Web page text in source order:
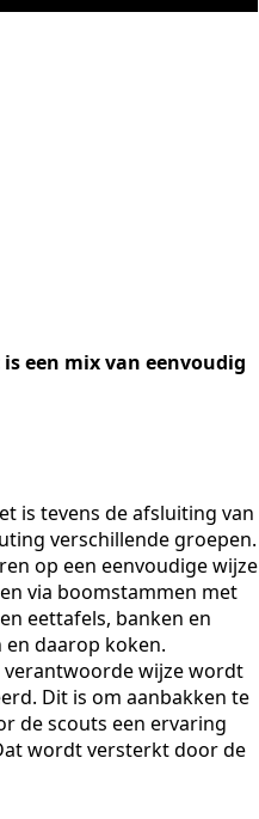
een mix van eenvoudig
is tevens de afsluiting van
verschillende groepen.
op een eenvoudige wijze
via boomstammen met
eettafels, banken en
daarop koken.
verantwoorde wijze wordt
Dit is om aanbakken te
de scouts een ervaring
wordt versterkt door de